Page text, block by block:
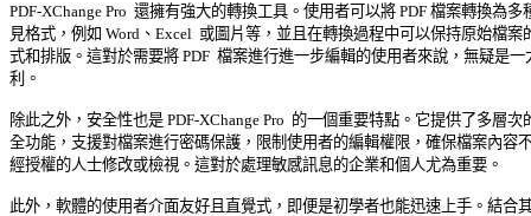
PDF-XChange Pro  還擁有強大的轉換工具。使用者可以將 PDF 檔案轉換為多
見格式，例如 Word、Excel  或圖片等，並且在轉換過程中可以保持原始檔案
式和排版。這對於需要將 PDF  檔案進行進一步編輯的使用者來說，無疑是
利。
除此之外，安全性也是 PDF-XChange Pro  的一個重要特點。它提供了多層次
全功能，支援對檔案進行密碼保護，限制使用者的編輯權限，確保檔案內容
經授權的人士修改或檢視。這對於處理敏感訊息的企業和個人尤為重要。
此外，軟體的使用者介面友好且直覺式，即便是初學者也能迅速上手。結合